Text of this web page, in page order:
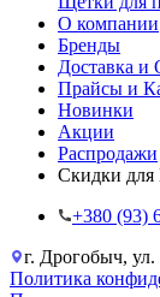
О компании
Бренды
Доставка и
Прайсы и
Новинки
Акции
Распродажи
Скидки для
+38‎0 (93)
г. Дрогобыч, ул.
Политика